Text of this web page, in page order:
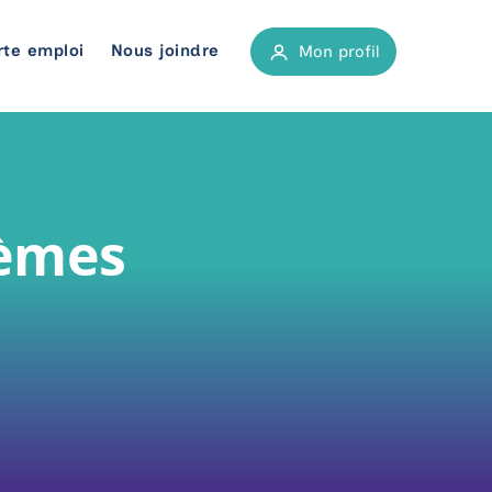
biochimie clinique et physique médicale
emploi Nous joindre Mon profil